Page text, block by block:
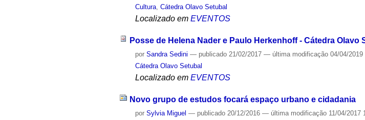
Cultura,Cátedra Olavo Setubal
Localizado em EVENTOS
Posse de Helena Nader e Paulo Herkenhoff - Cátedra Olavo
porSandra Sedini — publicado 21/02/2017— última modificação 04/04/
Cátedra Olavo Setubal
Localizado em EVENTOS
Novo grupo de estudos focará espaço urbano e cidadania
porSylvia Miguel — publicado 20/12/2016— última modificação 11/04/2017